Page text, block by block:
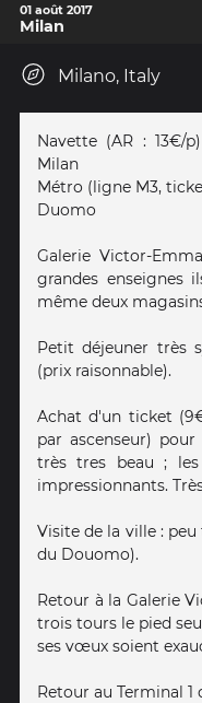
01 août 2017
Milan
Milano, Italy
Navette (AR : 13€/
Milan
Métro (ligne M3,
Duomo
Galerie Victor-
grandes enseignes
même deux
Petit déjeuner très
(prix raisonnable).
Achat d'un ticket
par ascenseur)
très tres beau ;
impressionnants.
Visite de la ville :
du Douomo).
Retour à la Galerie
trois tours le pied
ses vœux soient
Retour au Terminal